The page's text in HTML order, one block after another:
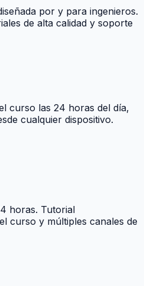
por y para ingenieros.
de alta calidad y soporte
curso las 24 horas del día,
cualquier dispositivo.
horas. Tutorial
curso y múltiples canales de